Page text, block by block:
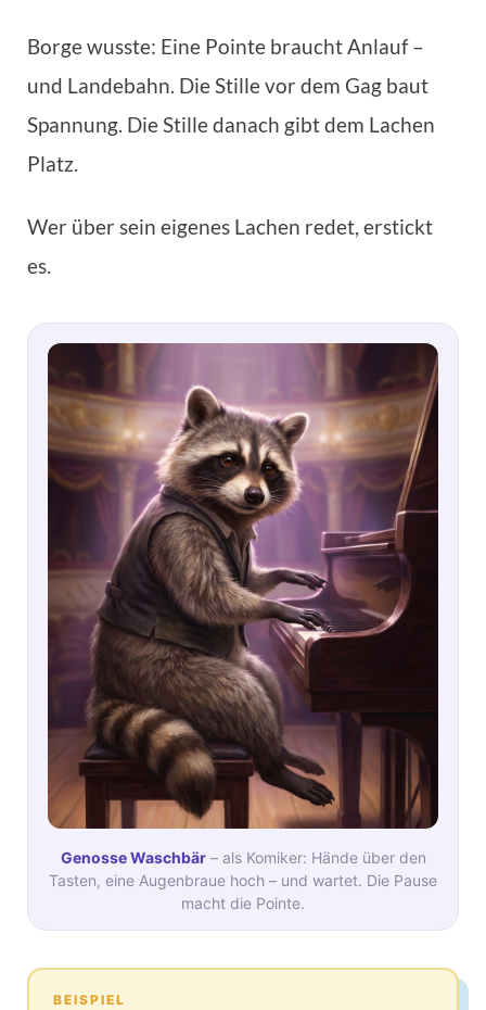
Borge wusste: Eine Pointe braucht Anlauf –
und Landebahn. Die Stille vor dem Gag baut
Spannung. Die Stille danach gibt dem Lachen
Platz.
Wer über sein eigenes Lachen redet, erstickt
es.
Genosse Waschbär– als Komiker: Hände über den
Tasten, eine Augenbraue hoch – und wartet. Die Pause
macht die Pointe.
BEISPIEL